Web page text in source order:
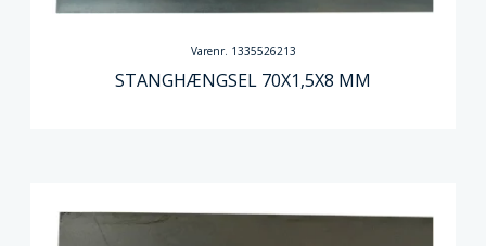
Varenr. 1335526213
STANGHÆNGSEL 70X1,5X8 MM